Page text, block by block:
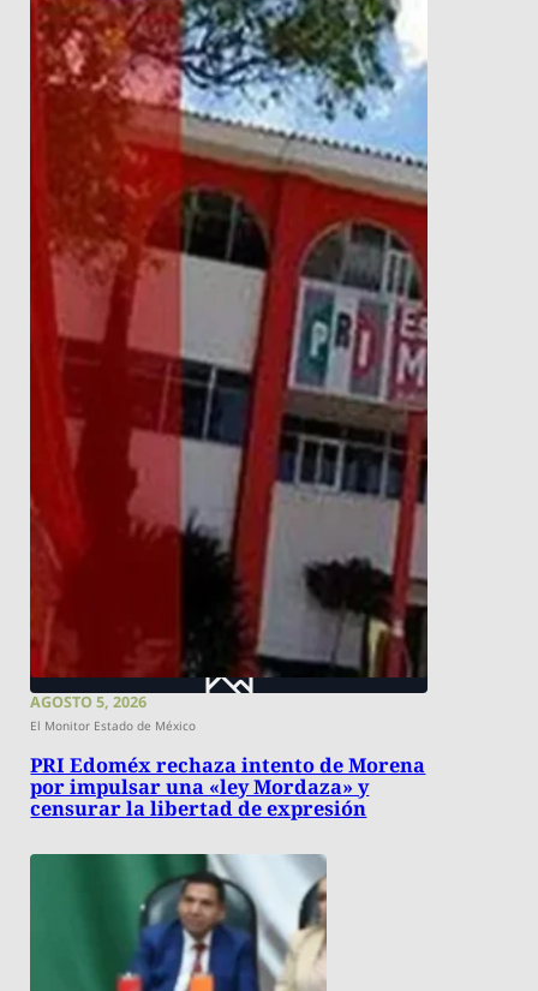
AGOSTO 5, 2026
El Monitor Estado de México
PRI Edoméx rechaza intento de Morena
por impulsar una «ley Mordaza» y
censurar la libertad de expresión